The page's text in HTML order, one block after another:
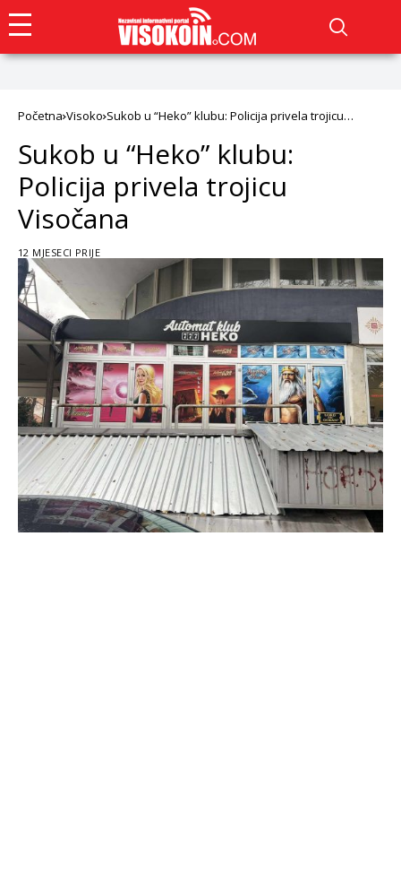
Početna Visoko Sukob u “Heko” klubu: Policija privela trojicu
Sukob u “Heko” klubu:
Policija privela trojicu
Visočana
12 MJESECI PRIJE